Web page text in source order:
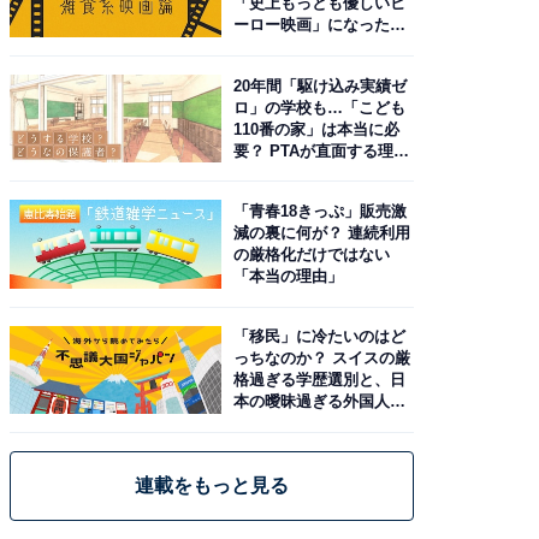
ーロー映画」になった理
20年間「駆け込み実績ゼ
ロ」の学校も…「こども
110番の家」は本当に必
要？ PTAが直面する理想
「青春18きっぷ」販売激
減の裏に何が？ 連続利用
の厳格化だけではない
「本当の理由」
「移民」に冷たいのはど
っちなのか？ スイスの厳
格過ぎる学歴選別と、日
本の曖昧過ぎる外国人政
連載をもっと見る